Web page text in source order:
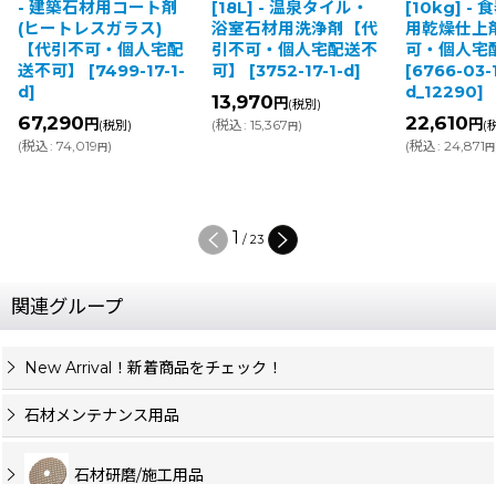
材用コート剤
スガラス)
可・個人宅配
[7499-17-1-
円(税別)
円)
[18L] - 温泉タイル・
浴室石材用洗浄剤【代
引不可・個人宅配送不
可】 [ 3752-17-1-d]
円 (税別)
15,367円)
[10kg] - 食器洗浄機
用乾燥仕上剤【代引
可・個人宅配送不可
[6766-03-1-
]
円(税別)
24,871円)
2 /23
関連グループ
New Arrival！新着商品をチェック！
石材メンテナンス用品
石材研磨/施工用品